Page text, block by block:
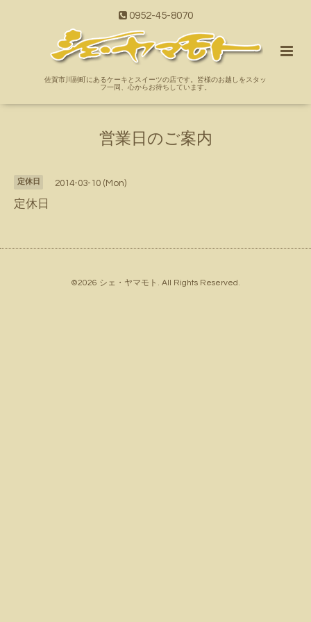
0952-45-8070
佐賀市川副町にあるケーキとスイーツの店です。皆様のお越しをスタッ
フ一同、心からお待ちしています。
営業日のご案内
定休日 2014-03-10 (Mon)
定休日
©2026 シェ・ヤマモト . All Rights Reserved.